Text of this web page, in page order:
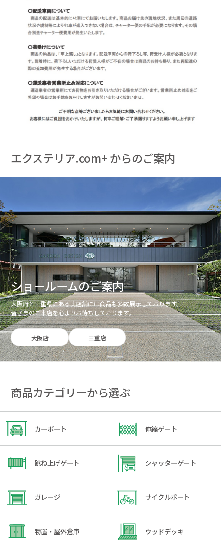
エクステリア.com+ からのご案内
ショールームのご案内
大阪府と三重県にある実店舗には商品も多数展示しております。
皆さまのご来店を心よりお待ちしております。
大阪店 三重店
商品カテゴリーから選ぶ
カーポート 伸縮ゲート
跳ね上げゲート シャッターゲート
ガレージ サイクルポート
物置・屋外倉庫 ウッドデッキ